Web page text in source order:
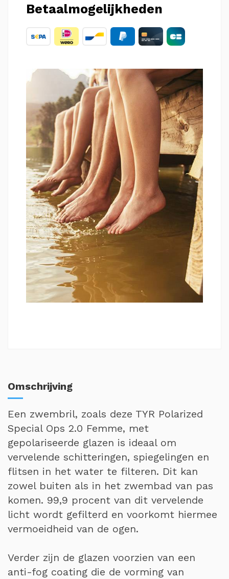
Betaalmogelijkheden
Omschrijving
Een zwembril, zoals deze TYR Polarized
Special Ops 2.0 Femme, met
gepolariseerde glazen is ideaal om
vervelende schitteringen, spiegelingen en
flitsen in het water te filteren. Dit kan
zowel buiten als in het zwembad van pas
komen. 99,9 procent van dit vervelende
licht wordt gefilterd en voorkomt hiermee
vermoeidheid van de ogen.
Verder zijn de glazen voorzien van een
anti-fog coating die de vorming van